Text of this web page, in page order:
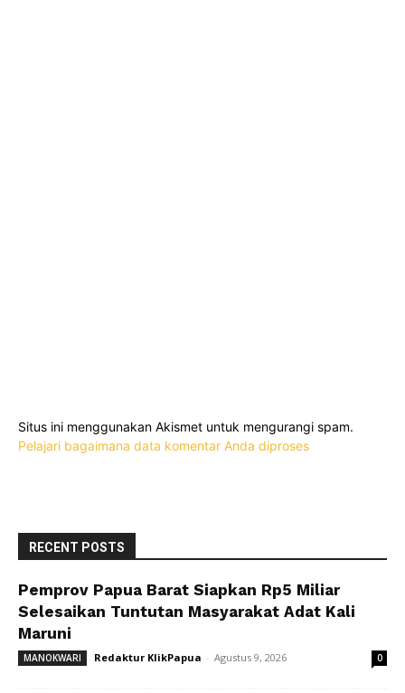
Situs ini menggunakan Akismet untuk mengurangi spam.
Pelajari bagaimana data komentar Anda diproses
RECENT POSTS
Pemprov Papua Barat Siapkan Rp5 Miliar
Selesaikan Tuntutan Masyarakat Adat Kali
Maruni
MANOKWARI Redaktur KlikPapua - Agustus 9, 2026 0